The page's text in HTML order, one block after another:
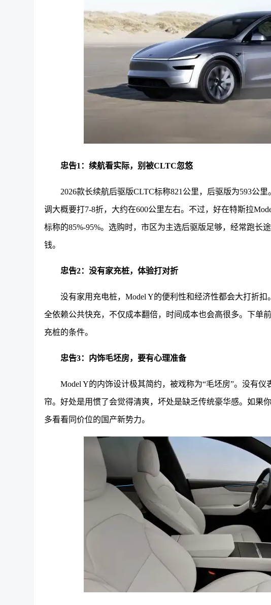
忠告1：续航看实际，别被CLTC忽悠
2026款长续航后驱版CLTC标称821公里，后驱版为593公
调大概要打7-8折，大约在600公里左右。不过，好在特斯拉
标称的85%-95%。选购时，市区为主选后驱版足够，经常跑长
钱。
忠告2：没有家充桩，体验打对折
没有家用充电桩，Model Y的便利性和经济性都会大打折
全依赖公共快充，不仅成本翻倍，时间成本也会高很多。下单
充桩的条件。
忠告3：内饰毛坯房，要有心理准备
Model Y的内饰设计极其简约，被戏称为“毛坯房”。没有
帘。好处是用惯了会觉得清爽，坏处是缺乏传统豪华感。如果
多看看同价位的国产新势力。